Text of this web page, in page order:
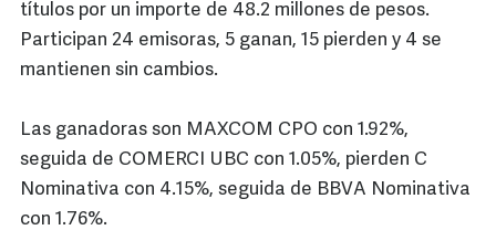
títulos por un importe de 48.2 millones de pesos.
Participan 24 emisoras, 5 ganan, 15 pierden y 4 se
mantienen sin cambios.
Las ganadoras son MAXCOM CPO con 1.92%,
seguida de COMERCI UBC con 1.05%, pierden C
Nominativa con 4.15%, seguida de BBVA Nominativa
con 1.76%.